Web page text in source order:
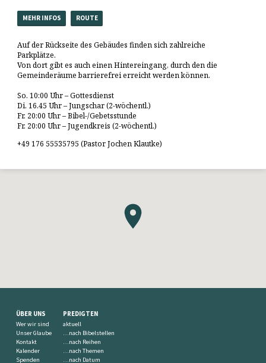
MEHR INFOS ROUTE
Auf der Rückseite des Gebäudes finden sich zahlreiche
Parkplätze.
Von dort gibt es auch einen Hintereingang, durch den die
Gemeinderäume barrierefrei erreicht werden können.
So. 10:00 Uhr – Gottesdienst
Di. 16.45 Uhr – Jungschar (2-wöchentl.)
Fr. 20:00 Uhr – Bibel-/Gebetsstunde
Fr. 20:00 Uhr – Jugendkreis (2-wöchentl.)
+49 176 55535795 (Pastor Jochen Klautke)
ÜBER UNS
Wer wir sind
Unser Glaube
Kontakt
Kalender
Spenden
PREDIGTEN
aktuell
…nach Bibelstellen
…nach Reihen
…nach Themen
…nach Datum